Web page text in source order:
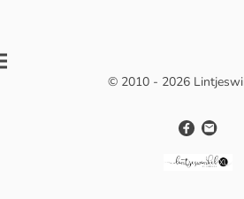
© 2010 - 2026